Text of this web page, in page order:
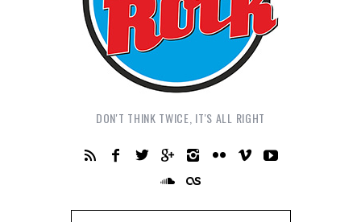
DON'T THINK TWICE, IT'S ALL RIGHT